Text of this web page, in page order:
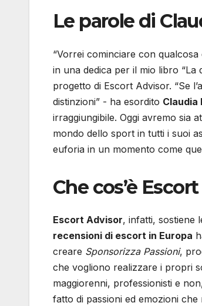
Le parole di
“Vorrei cominciare con
in una dedica per il mio libro
progetto di Escort Advisor. “Se
distinzioni” - ha esordito Claudia
irraggiungibile. Oggi avremo sia
mondo dello sport in tutti i suoi
euforia in un momento come
Che cos’è
Escort Advisor, infatti, sostiene
recensioni di escort in Europa
creare Sponsorizza Passioni,
che vogliono realizzare i propri
maggiorenni, professionisti e
fatto di passioni ed emozioni